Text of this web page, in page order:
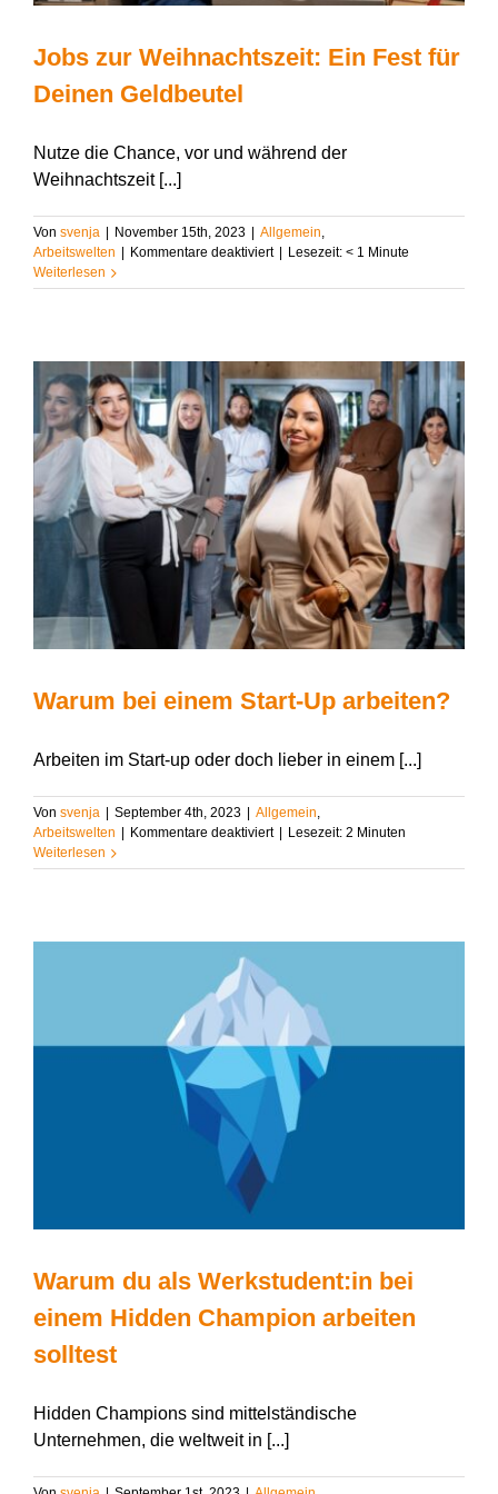
Jobs zur Weihnachtszeit: Ein Fest für
Deinen Geldbeutel
Nutze die Chance, vor und während der
Weihnachtszeit [...]
Von svenja November 15th, 2023 Allgemein,
Arbeitswelten
Kommentare deaktiviertfür
zur
für
Deinen
Geldbeutel
Lesezeit: < 1 Minute
Weiterlesen
Warum bei einem Start-Up arbeiten?
Arbeiten im Start-up oder doch lieber in einem [...]
Von svenja September 4th, 2023 Allgemein,
Arbeitswelten
Kommentare deaktiviertfür
bei
Lesezeit: 2 Minuten
Weiterlesen
Warum du als Werkstudent:in bei
einem Hidden Champion arbeiten
solltest
Hidden Champions sind mittelständische
Unternehmen, die weltweit in [...]